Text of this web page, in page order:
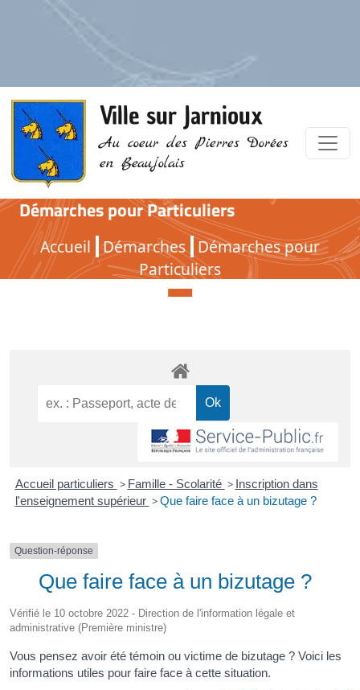
Ville sur Jarnioux
Au coeur des Pierres Dorées
en Beaujolais
Démarches pour Particuliers
Accueil Démarches Démarches pour
Particuliers
Démarches pour Particuliers
Accueil particuliers > Famille - Scolarité > Inscription dans
l'enseignement supérieur > Que faire face à un bizutage ?
Question-réponse
Que faire face à un bizutage ?
Vérifié le 10 octobre 2022 - Direction de l'information légale et
administrative (Première ministre)
Vous pensez avoir été témoin ou victime de bizutage ? Voici les
informations utiles pour faire face à cette situation.